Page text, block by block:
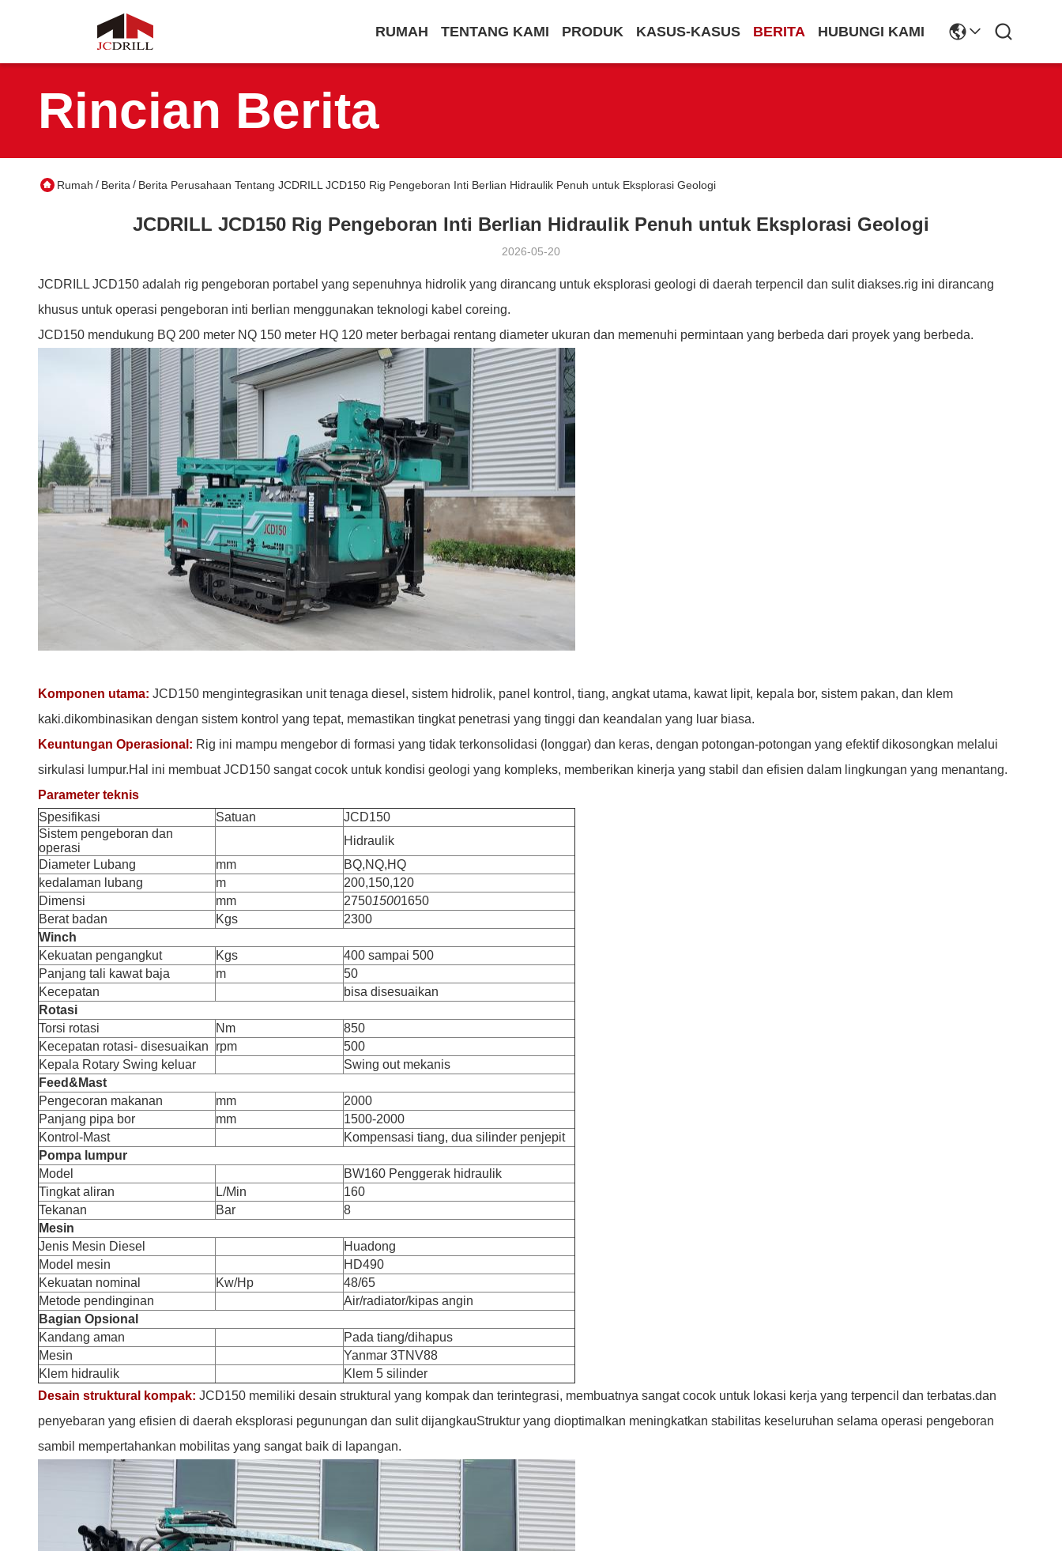
RUMAH TENTANG KAMI PRODUK KASUS-KASUS BERITA HUBUNGI KAMI
Rincian Berita
Rumah / Berita / Berita Perusahaan Tentang JCDRILL JCD150 Rig Pengeboran Inti Berlian Hidraulik Penuh untuk Eksplorasi Geologi
JCDRILL JCD150 Rig Pengeboran Inti Berlian Hidraulik Penuh untuk Eksplorasi Geologi
2026-05-20
JCDRILL JCD150 adalah rig pengeboran portabel yang sepenuhnya hidrolik yang dirancang untuk eksplorasi geologi di daerah terpencil dan sulit diakses.rig ini dirancang
khusus untuk operasi pengeboran inti berlian menggunakan teknologi kabel coreing.
JCD150 mendukung BQ 200 meter NQ 150 meter HQ 120 meter berbagai rentang diameter ukuran dan memenuhi permintaan yang berbeda dari proyek yang berbeda.
Komponen utama: JCD150 mengintegrasikan unit tenaga diesel, sistem hidrolik, panel kontrol, tiang, angkat utama, kawat lipit, kepala bor, sistem pakan, dan klem
kaki.dikombinasikan dengan sistem kontrol yang tepat, memastikan tingkat penetrasi yang tinggi dan keandalan yang luar biasa.
Keuntungan Operasional: Rig ini mampu mengebor di formasi yang tidak terkonsolidasi (longgar) dan keras, dengan potongan-potongan yang efektif dikosongkan melalui
sirkulasi lumpur.Hal ini membuat JCD150 sangat cocok untuk kondisi geologi yang kompleks, memberikan kinerja yang stabil dan efisien dalam lingkungan yang menantang.
Parameter teknis
Spesifikasi
Satuan
JCD150
Sistem pengeboran dan
operasi
Hidraulik
Diameter Lubang
mm
BQ,NQ,HQ
kedalaman lubang
m
200,150,120
Dimensi
mm 275015001650
Berat badan
Kgs
2300
Winch
Kekuatan pengangkut
Kgs
400 sampai 500
Panjang tali kawat baja
m
50
Kecepatan
bisa disesuaikan
Rotasi
Torsi rotasi
Nm
850
Kecepatan rotasi- disesuaikan
rpm
500
Kepala Rotary Swing keluar
Swing out mekanis
Feed&Mast
Pengecoran makanan
mm
2000
Panjang pipa bor
mm
1500-2000
Kontrol-Mast
Kompensasi tiang, dua silinder penjepit
Pompa lumpur
Model
BW160 Penggerak hidraulik
Tingkat aliran
L/Min
160
Tekanan
Bar
8
Mesin
Jenis Mesin Diesel
Huadong
Model mesin
HD490
Kekuatan nominal
Kw/Hp
48/65
Metode pendinginan
Air/radiator/kipas angin
Bagian Opsional
Kandang aman
Pada tiang/dihapus
Mesin
Yanmar 3TNV88
Klem hidraulik
Klem 5 silinder
Desain struktural kompak: JCD150 memiliki desain struktural yang kompak dan terintegrasi, membuatnya sangat cocok untuk lokasi kerja yang terpencil dan terbatas.dan
penyebaran yang efisien di daerah eksplorasi pegunungan dan sulit dijangkauStruktur yang dioptimalkan meningkatkan stabilitas keseluruhan selama operasi pengeboran
sambil mempertahankan mobilitas yang sangat baik di lapangan.